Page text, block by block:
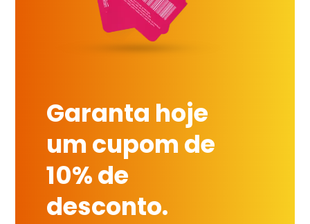
Garanta hoje
um cupom de
10% de
desconto.